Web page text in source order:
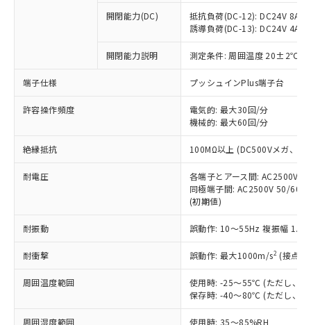
開閉能力(DC)
抵抗負荷(DC-12): DC24V 8A/
誘導負荷(DC-13): DC24V 4A/
開閉能力説明 測定条件: 周囲温度 20±2℃、
端子仕様 プッシュインPlus端子台
許容操作頻度
電気的: 最大30回/分
機械的: 最大60回/分
絶縁抵抗 100MΩ以上 (DC500Vメガ、点
耐電圧
各端子とアース間: AC2500V
同極端子間: AC2500V 50/
(初期値)
耐振動 誤動作: 10～55Hz 複振幅
耐衝撃 誤動作: 最大1000m/s2 (接点
周囲温度範囲
使用時: -25～55℃ (ただし、氷
保存時: -40～80℃ (ただし、氷
周囲湿度範囲 使用時: 35～85%RH
ことをご了承ください。
在庫状況および標準価格照会結果は、
記載している更新日時点での社内デー
タに基づき作成されるものであり、閲
覧された時点での実際の在庫および標
準価格とは異なる場合があることをご
正式な納期状況および標準価格はお客
様のお取引先、またはお客様担当のオ
ムロン制御機器販売店・当社販売員に
オムロン制御機器販売店や当社販売拠
販売ネットワーク
」をご確認
在庫状況および標準価格結果を当社の
事前の承諾なく第三者に漏洩または開
示しないようお願いします。
マイパーツ機能（部品リスト作成サー
ビス）をご利用いただくには、I-Web
メンバーズにご登録されている必要が
お客様が当ウェブサイト上で当社にご
いたものが、含有品と判明した場合などや
むを得ず変更することがあります。
*EU RoHS指令（10物質）：
鉛(Pb) 1000ppm以下、 水銀(Hg) 1000ppm以下、 カド
六価クロム(Cr(Ⅵ)) 1000ppm以下、ポリ臭化ビフェニル
類(PBB) 1000ppm以下、ポリ臭化ジフェニルエーテル類
(PBDE) 1000ppm以下、フタル酸ビス(2-エチルヘキシ
ル) (DEHP)(別名：DOP) 1000ppm以下、フタル酸ブチ
ルベンジル（BBP） 1000ppm以下、フタル酸ジブチル
（DBP） 1000ppm以下、フタル酸ジイソブチル
(DIBP) 1000ppm以下
但し、RoHS指令で産業用監視および制御機器に対する
フタル酸エステル類の４物質については閾値を超える意
図的な使用がないことを確認しています。
部品在庫の切り替え状況などにより、予定
月が前後することがあります。
基準値を超えていることを示します。
「－」：未確認です。当社販売部門へお問
ム) : 100ppm、
Cr(Ⅵ)(六価クロム) : 1000ppm、 PBBs(ポリ臭化ビフェ
ニル類) : 1000ppm、 PBDEs(ポリ臭化ジフェニルエーテ
ル類) : 1000ppm、
DBP(フタル酸ジブチル) : 1000ppm、 DIBP(フタル酸ジ
イソブチル) : 1000ppm、 BBP(フタル酸ブチルベンジ
ル) : 1000ppm、
DEHP(フタル酸ビス(2-エチルヘキシル)) : 1000ppm
「ｅ」：有害物質（10物質）のすべてが基
準値以下であることを示します。
「10」：通常の使用状況下において有害物
質が外部に漏えいし、環境に深刻な影響を
及ぼさない年数を意味します。
「－」：未確認です。当社販売部門へお問
い合わせください。
当社は、これら貴社製品のうち、外国
為替および外国貿易法に定める商品
（以下｢規制貨物等」という）を輸出
または国外への提供する場合は、日本
国政府の輸出許可(または役務取引許
可)を取得するなどの必要な手続きを
当社は規制貨物を破棄する場合は、完
全に破砕するなど、違法に輸出されな
いよう必要な手段を講じます。
当社は貴社製品を、核兵器、ミサイ
ル、化学兵器、生物兵器またはその他
武器並びにこれらの製造装置等に一切
当社は、貴社製品を第三者に販売する
場合は、上記1、2および3の内容を当
該第三者に通知します。また当社は、
販売先および販売に係わる関係者が違
法に輸出するおそれがある場合は、取
り引きをいたしません。
説明
○ 一定数以上の在庫あり
一定数には満たないが在庫あり
在庫なし(最新の在庫状況につ
いては、お客様のお取引先、ま
たはお客様担当のオムロン制御
機器販売店・当社販売員にご確
白
受注生産機種、また在庫状況の
情報を公開していない機種